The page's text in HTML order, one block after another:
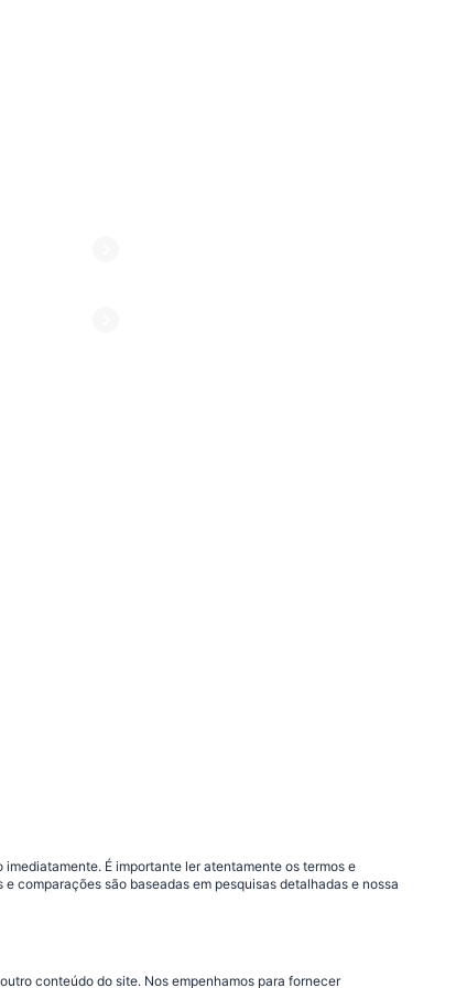
É importante ler atentamente os termos e
comparações são baseadas em pesquisas detalhadas e nossa
conteúdo do site. Nos empenhamos para fornecer